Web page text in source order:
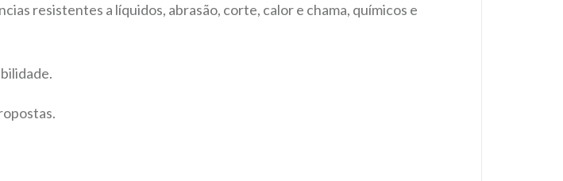
resistentes a líquidos, abrasão, corte, calor e chama, químicos e